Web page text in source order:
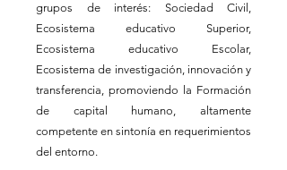
grupos de interés: Sociedad Civil,
Ecosistema educativo Superior,
Ecosistema educativo Escolar,
Ecosistema de investigación, innovación y
transferencia, promoviendo la Formación
de capital humano, altamente
competente en sintonía en requerimientos
del entorno.